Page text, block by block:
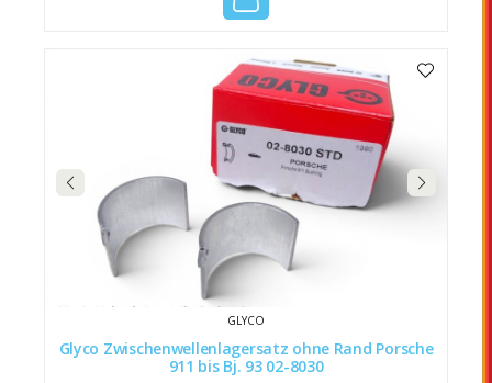
GLYCO
Glyco Zwischenwellenlagersatz ohne Rand Porsche
911 bis Bj. 93 02-8030